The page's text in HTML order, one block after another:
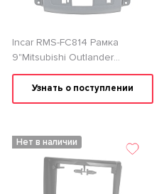
Incar RMS-FC814 Рамка
9"Mitsubishi Outlander
XL,Peugeot 4007 (под
штатный пластик)
Узнать о поступлении
Нет в наличии